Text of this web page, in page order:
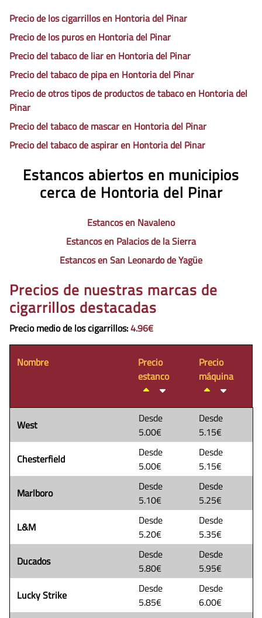
Precio de los cigarrillos en Hontoria del Pinar
Precio de los puros en Hontoria del Pinar
Precio del tabaco de liar en Hontoria del Pinar
Precio del tabaco de pipa en Hontoria del Pinar
Precio de otros tipos de productos de tabaco en Hontoria del
Pinar
Precio del tabaco de mascar en Hontoria del Pinar
Precio del tabaco de aspirar en Hontoria del Pinar
Estancos abiertos en municipios
cerca de Hontoria del Pinar
Estancos en Navaleno
Estancos en Palacios de la Sierra
Estancos en San Leonardo de Yagüe
Precios de nuestras marcas de
cigarrillos destacadas
Precio medio de los cigarrillos:4.96€
Nombre
Precio
estanco
Precio
máquina
West
Desde
5.00€
Desde
5.15€
Chesterfield
Desde
5.00€
Desde
5.15€
Marlboro
Desde
5.10€
Desde
5.25€
L&M
Desde
5.20€
Desde
5.35€
Ducados
Desde
5.80€
Desde
5.95€
Lucky Strike
Desde
5.85€
Desde
6.00€